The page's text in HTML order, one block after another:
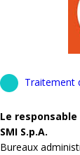
Traitement
Le
SMI S.p.A.
Bureaux